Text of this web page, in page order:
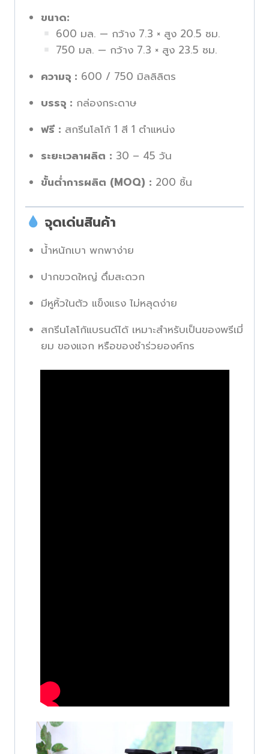
ขนาด:
600 มล. — กว้าง 7.3 × สูง 20.5 ซม.
750 มล. — กว้าง 7.3 × สูง 23.5 ซม.
ความจุ : 600 / 750 มิลลิลิตร
บรรจุ : กล่องกระดาษ
ฟรี : สกรีนโลโก้ 1 สี 1 ตำแหน่ง
ระยะเวลาผลิต : 30 – 45 วัน
ขั้นต่ำการผลิต (MOQ) : 200 ชิ้น
จุดเด่นสินค้า
น้ำหนักเบา พกพาง่าย
ปากขวดใหญ่ ดื่มสะดวก
มีหูหิ้วในตัว แข็งแรง ไม่หลุดง่าย
สกรีนโลโก้แบรนด์ได้ เหมาะสำหรับเป็นของพรีเมี่
ยม ของแจก หรือของชำร่วยองค์กร